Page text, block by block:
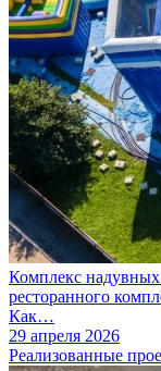
Комплекс надувных
ресторанного
Как…
29 апреля 2026
Реализованные